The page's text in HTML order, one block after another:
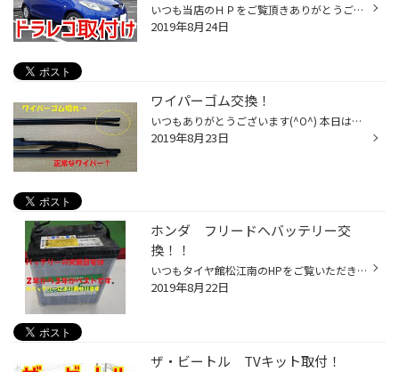
いつも当店のＨＰをご覧頂きありがとうございます！ タイヤ館松江南のかわかみです！ 今回は、デミオのドライブレコーダー取付けをご紹介します！ 装着するのは、カロッツェリア製のドライブレコーダー☆ 内装のパネルを少々外しまして… 電源ケーブルを配線します。 ルームミラー横に本体を設置して...
2019年8月24日
ワイパーゴム交換！
いつもありがとうございます(^O^) 本日は日産 デイズのワイパー交換をしました！ ワイパーのゴムが切れているとその部分はふき取りが出来なくなり 雨の日の視界が悪くなりとても危険です！ 雨が多いこの時期 最近交換した覚えの無い方や最近ふき取りが悪くなった方等 一度点検だけでもご来店下さい(...
2019年8月23日
ホンダ フリードへバッテリー交
換！！
いつもタイヤ館松江南のHPをご覧いただきありがとうございます。 本日はホンダ フリードのバッテリーを交換しました。 装着後３年９か月目のバッテリーだったので 突然、バッテリー上がりを起きる可能性が高くなってくるので 交換となりました！ 最近バッテリー交換した覚えがないなぁっていう方！ ...
2019年8月22日
ザ・ビートル TVキット取付！